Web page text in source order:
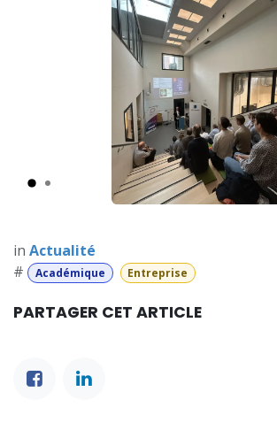
in Actualité
#
Académique Entreprise
PARTAGER CET ARTICLE